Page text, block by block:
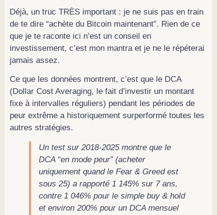
Déjà, un truc TRÈS important : je ne suis pas en train
de te dire “achète du Bitcoin maintenant”. Rien de ce
que je te raconte ici n’est un conseil en
investissement, c’est mon mantra et je ne le répéterai
jamais assez.
Ce que les données montrent, c’est que le DCA
(Dollar Cost Averaging, le fait d’investir un montant
fixe à intervalles réguliers) pendant les périodes de
peur extrême a historiquement surperformé toutes les
autres stratégies.
Un test sur 2018-2025 montre que le
DCA “en mode peur” (acheter
uniquement quand le Fear & Greed est
sous 25) a rapporté 1 145% sur 7 ans,
contre 1 046% pour le simple buy & hold
et environ 200% pour un DCA mensuel